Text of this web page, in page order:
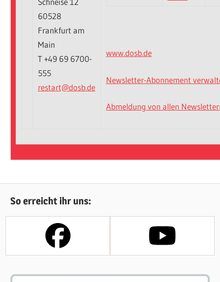
60528
Frankfurt am
Main
T +49 69 6700-
555
restart@dosb.de
www.dosb.de
Newsletter-Abonnement
Abmeldung von allen
AKTUELLES
So erreicht ihr uns: